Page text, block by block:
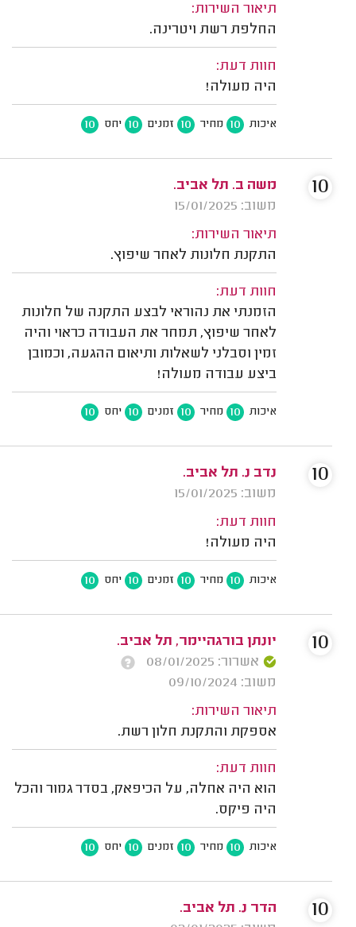
תיאור השירות:
החלפת רשת ויטרינה.
חוות דעת:
היה מעולה!
איכות 10 מחיר 10 זמנים 10 יחס 10
משה ב. תל אביב.
משוב: 15/01/2025
תיאור השירות:
התקנת חלונות לאחר שיפוץ.
חוות דעת:
הזמנתי את נהוראי לבצע התקנה של חלונות
לאחר שיפוץ, תמחר את העבודה כראוי והיה
זמין וסבלני לשאלות ותיאום ההגעה, וכמובן
ביצע עבודה מעולה!
איכות 10 מחיר 10 זמנים 10 יחס 10
10
נדב נ. תל אביב.
משוב: 15/01/2025
חוות דעת:
היה מעולה!
איכות 10 מחיר 10 זמנים 10 יחס 10
10
יונתן בורגהיימר, תל אביב.
אשרור: 08/01/2025
משוב: 09/10/2024
תיאור השירות:
אספקת והתקנת חלון רשת.
חוות דעת:
הוא היה אחלה, על הכיפאק, בסדר גמור והכל
היה פיקס.
איכות 10 מחיר 10 זמנים 10 יחס 10
10
הדר נ. תל אביב.
10